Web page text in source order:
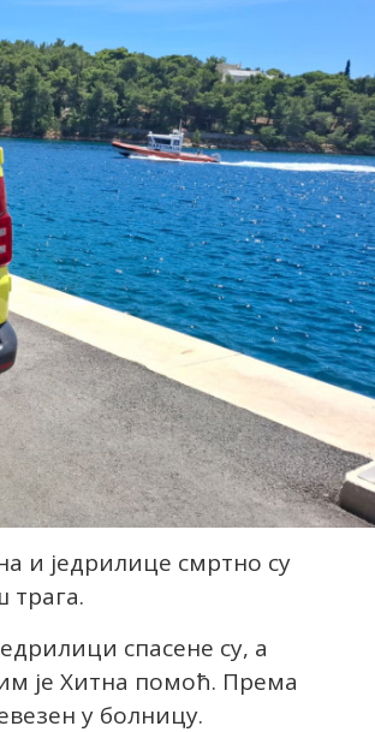
и једрилице смртно су
трага.
спасене су, а
је Хитна помоћ. Према
у болницу.